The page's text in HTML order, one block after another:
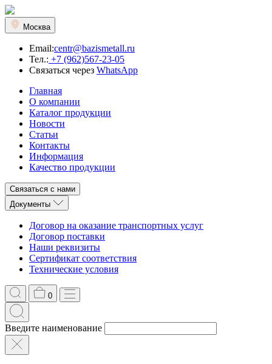
Москва
Email:centr@bazismetall.ru
Тел.: +7 (962)567-23-05
Связаться через WhatsApp
Главная
О компании
Каталог продукции
Новости
Статьи
Контакты
Информация
Качество продукции
Связаться с нами
Документы
Договор на оказание транспортных услуг
Договор поставки
Наши реквизиты
Сертификат соответствия
Технические условия
0
Введите наименование